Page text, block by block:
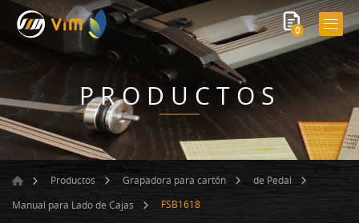
0
PRODUCTOS
Productos Grapadora para cartón
de Pedal
Manual para Lado de Cajas
FSB1618